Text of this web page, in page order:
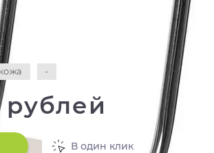
-
рублей
В один клик